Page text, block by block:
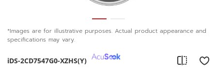
*Images are for illustrative purposes. Actual product appearance and
specifications may vary.
iDS-2CD7547G0-XZHS(Y)